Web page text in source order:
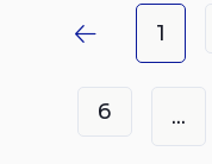
1
6 ...